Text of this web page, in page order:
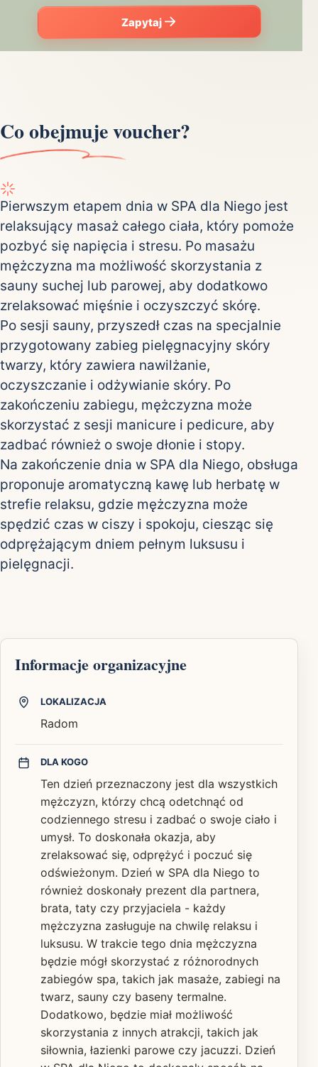
Zapytaj
Co obejmuje voucher?
Pierwszym etapem dnia w SPA dla Niego jest
relaksujący masaż całego ciała, który pomoże
pozbyć się napięcia i stresu. Po masażu
mężczyzna ma możliwość skorzystania z
sauny suchej lub parowej, aby dodatkowo
zrelaksować mięśnie i oczyszczyć skórę.
Po sesji sauny, przyszedł czas na specjalnie
przygotowany zabieg pielęgnacyjny skóry
twarzy, który zawiera nawilżanie,
oczyszczanie i odżywianie skóry. Po
zakończeniu zabiegu, mężczyzna może
skorzystać z sesji manicure i pedicure, aby
zadbać również o swoje dłonie i stopy.
Na zakończenie dnia w SPA dla Niego, obsługa
proponuje aromatyczną kawę lub herbatę w
strefie relaksu, gdzie mężczyzna może
spędzić czas w ciszy i spokoju, ciesząc się
odprężającym dniem pełnym luksusu i
pielęgnacji.
Informacje organizacyjne
LOKALIZACJA
Radom
DLA KOGO
Ten dzień przeznaczony jest dla wszystkich
mężczyzn, którzy chcą odetchnąć od
codziennego stresu i zadbać o swoje ciało i
umysł. To doskonała okazja, aby
zrelaksować się, odprężyć i poczuć się
odświeżonym. Dzień w SPA dla Niego to
również doskonały prezent dla partnera,
brata, taty czy przyjaciela - każdy
mężczyzna zasługuje na chwilę relaksu i
luksusu. W trakcie tego dnia mężczyzna
będzie mógł skorzystać z różnorodnych
zabiegów spa, takich jak masaże, zabiegi na
twarz, sauny czy baseny termalne.
Dodatkowo, będzie miał możliwość
skorzystania z innych atrakcji, takich jak
siłownia, łazienki parowe czy jacuzzi. Dzień